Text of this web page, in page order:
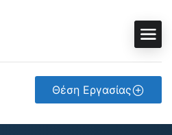
Θέση Εργασίας